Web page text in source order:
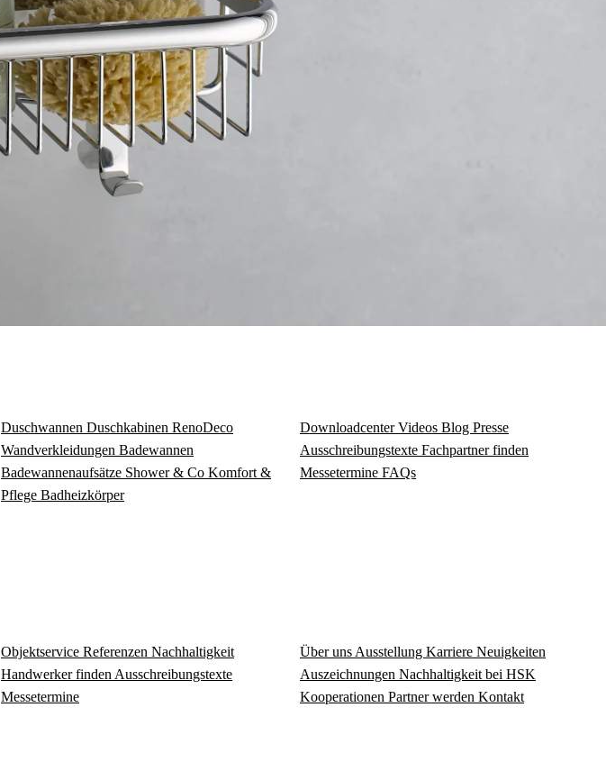
Duschwannen Duschkabinen RenoDeco
Wandverkleidungen Badewannen
Badewannenaufsätze Shower & Co Komfort &
Pflege Badheizkörper
Download­centerVideos Blog Presse
Ausschreibungstexte Fachpartner finden
Messetermine FAQs
Objektservice Referenzen Nachhaltigkeit
Handwerker finden Ausschreibungstexte
Messetermine
Über uns Ausstellung Karriere Neuigkeiten
Auszeichnungen Nachhaltigkeit bei HSK
Kooperationen Partner werden Kontakt